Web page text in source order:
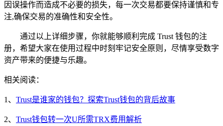
因误操作而造成不必要的损失，每一次交易都要保持谨慎和专
注,确保交易的准确性和安全性。
通过以上详细步骤，你就能够顺利完成 Trust 钱包的注
册，希望大家在使用过程中时刻牢记安全原则，尽情享受数字
资产带来的便捷与乐趣。
相关阅读：
1、 Trust是谁家的钱包？探索Trust钱包的背后故事
2、 Trust钱包转一次U所需TRX费用解析